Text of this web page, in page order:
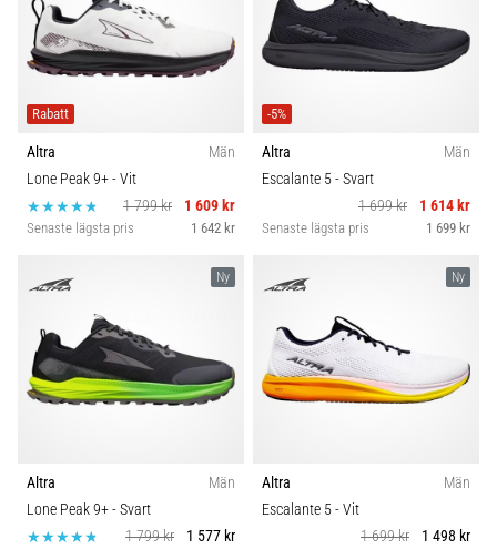
Rabatt
Altra
Män
Lone Peak 9+- Vit
1 799 kr
1 609 kr
Senaste lägsta pris 1 642 kr
-5%
Altra
Män
Escalante 5- Svart
1 699 kr
1 614 kr
Senaste lägsta pris 1 699 kr
Ny
Altra
Män
Lone Peak 9+- Svart
1 799 kr
1 577 kr
Ny
Altra
Män
Escalante 5- Vit
1 699 kr
1 498 kr